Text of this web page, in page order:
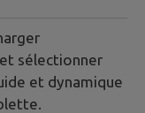
sélectionner
et dynamique